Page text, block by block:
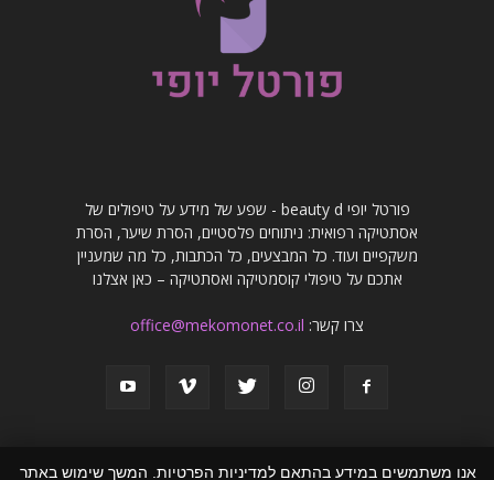
פורטל יופי beauty d - שפע של מידע על טיפולים של
אסתטיקה רפואית: ניתוחים פלסטיים, הסרת שיער, הסרת
משקפיים ועוד. כל המבצעים, כל הכתבות, כל מה שמעניין
אתכם על טיפולי קוסמטיקה ואסתטיקה – כאן אצלנו
צרו קשר: office@mekomonet.co.il
אנו משתמשים במידע בהתאם למדיניות הפרטיות. המשך שימוש באתר